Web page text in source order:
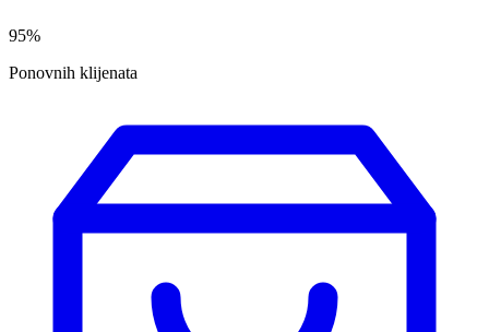
95%
Ponovnih klijenata